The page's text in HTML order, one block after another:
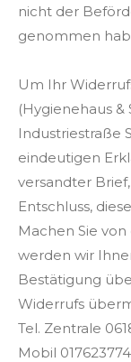
nicht der
genommen
Um Ihr
(Hygienehaus
Industriestraße
eindeutigen
versandter
Entschluss,
Machen Sie
werden wir
Bestätigung
Widerrufs
Tel. Zentrale
Mobil